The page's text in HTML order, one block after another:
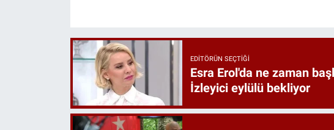
EDITÖRÜN SEÇTIĞI
Esra Erol'da ne zaman
İzleyici eylülü bekliyor